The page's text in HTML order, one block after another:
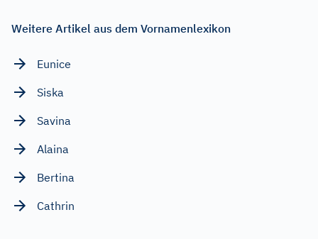
Weitere Artikel aus dem Vornamenlexikon
Eunice
Siska
Savina
Alaina
Bertina
Cathrin